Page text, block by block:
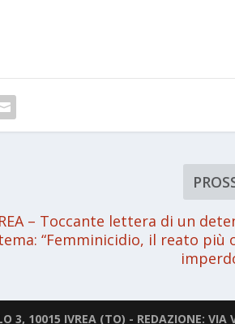
– Toccante lettera di un
“Femminicidio, il reato più
3, 10015 IVREA (TO) - REDAZIONE: